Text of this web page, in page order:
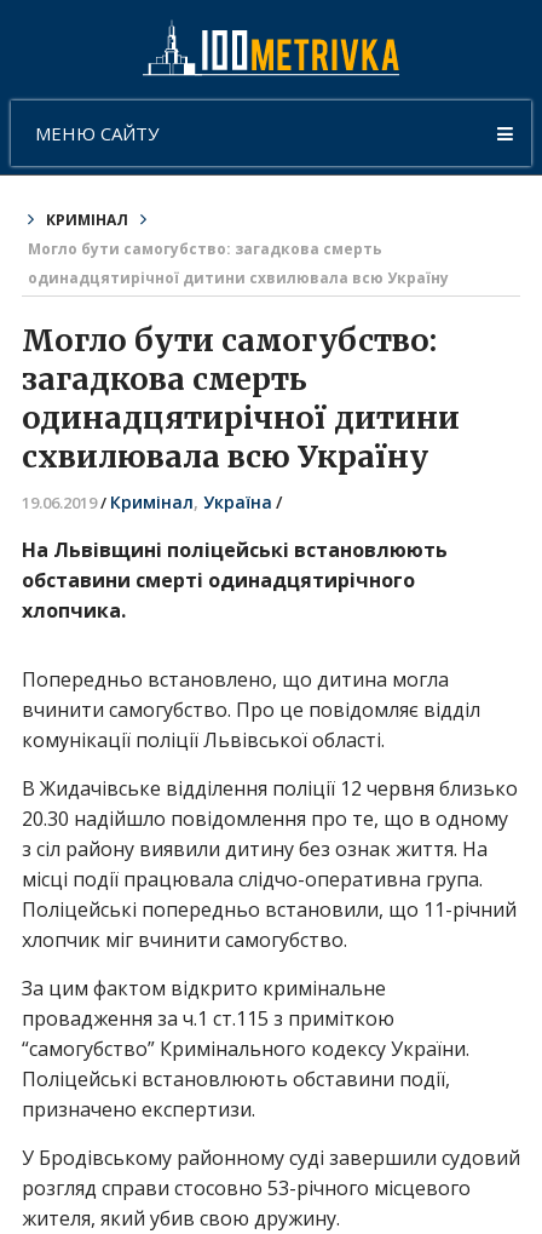
МЕНЮ САЙТУ
КРИМІНАЛ
Могло бути самогубство: загадкова смерть
одинадцятирічної дитини схвилювала всю Україну
Могло бути самогубство:
загадкова смерть
одинадцятирічної дитини
схвилювала всю Україну
19.06.2019/ Кримінал, Україна /
На Львівщині поліцейські встановлюють
обставини смерті одинадцятирічного
хлопчика.
Попередньо встановлено, що дитина могла
вчинити самогубство. Про це повідомляє відділ
комунікації поліції Львівської області.
В Жидачівське відділення поліції 12 червня близько
20.30 надійшло повідомлення про те, що в одному
з сіл району виявили дитину без ознак життя. На
місці події працювала слідчо-оперативна група.
Поліцейські попередньо встановили, що 11-річний
хлопчик міг вчинити самогубство.
За цим фактом відкрито кримінальне
провадження за ч.1 ст.115 з приміткою
“самогубство” Кримінального кодексу України.
Поліцейські встановлюють обставини події,
призначено експертизи.
У Бродівському районному суді завершили судовий
розгляд справи стосовно 53-річного місцевого
жителя, який убив свою дружину.